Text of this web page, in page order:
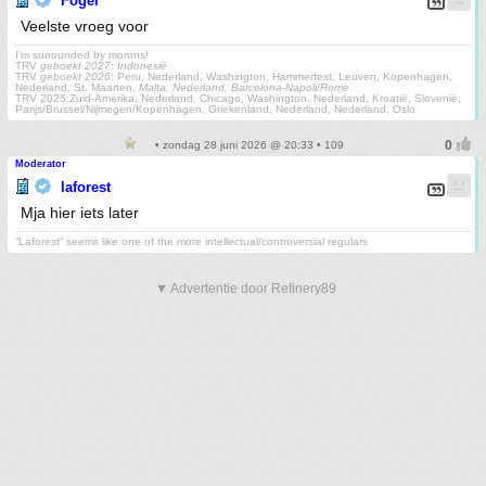
Veelste vroeg voor
I'm surrounded by morons!
TRV geboekt 2027: Indonesië
TRV geboekt 2026: Peru, Nederland, Washington, Hammerfest, Leuven, Kopenhagen,
Nederland, St. Maarten, Malta, Nederland, Barcelona-Napoli/Rome
TRV 2025:Zuid-Amerika, Nederland, Chicago, Washington, Nederland, Kroatië, Slovenië,
Parijs/Brussel/Nijmegen/Kopenhagen, Griekenland, Nederland, Nederland, Oslo
• zondag 28 juni 2026 @ 20:33 • 109
Moderator
laforest
Mja hier iets later
“Laforest” seems like one of the more intellectual/controversial regulars
▼ Advertentie door Refinery89